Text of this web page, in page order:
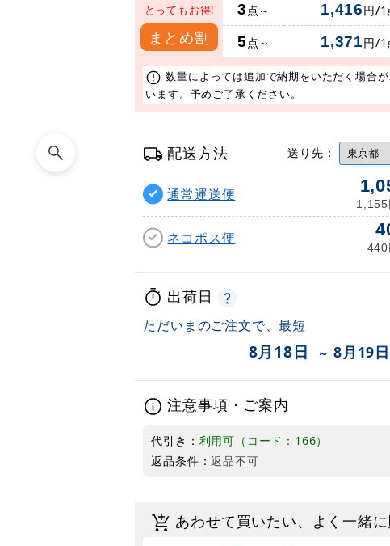
とってもお得!
まとめ割
3点～ 1,416円/1
5点～ 1,371円/1
数量によっては追加で納期をいただく場合
います。予めご了承ください。
配送方法 送り先：
通常運送便
1,155
ネコポス便
440
出荷日
ただいまのご注文で、最短
8月18日 ～ 8月19日
注意事項・ご案内
代引き： 利用可（コード：166）
返品条件：返品不可
あわせて買いたい、よく一緒